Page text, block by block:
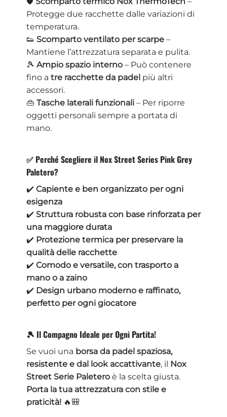
Protegge due racchette dalle variazioni di
temperatura.
👟 Scomparto ventilato per scarpe–
Mantiene l’attrezzatura separata e pulita.
🎾 Ampio spazio interno– Può contenere
fino a tre racchette da padelpiù altri
accessori.
👜 Tasche laterali funzionali– Per riporre
oggetti personali sempre a portata di
mano.
✅ Perché Scegliere il Nox Street Series Pink Grey
Paletero?
✔️ Capiente e ben organizzato per ogni
esigenza
✔️ Struttura robusta con base rinforzata per
una maggiore durata
✔️ Protezione termica per preservare la
qualità delle racchette
✔️ Comodo e versatile, con trasporto a
mano o a zaino
✔️ Design urbano moderno e raffinato,
perfetto per ogni giocatore
🎾 Il Compagno Ideale per Ogni Partita!
Se vuoi una borsa da padel spaziosa,
resistente e dal look accattivante, il Nox
Street Serie Paleteroè la scelta giusta.
Porta la tua attrezzatura con stile e
praticità!🔥🎒